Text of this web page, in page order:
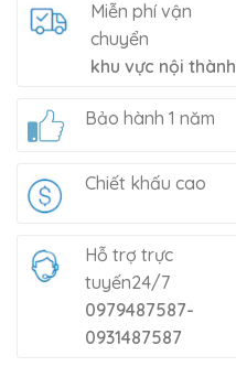
Miễn phí vận
chuyển
khu vực nội thành
Bảo hành 1 năm
Chiết khấu cao
Hỗ trợ trực
tuyến24/7
0979487587-
0931487587